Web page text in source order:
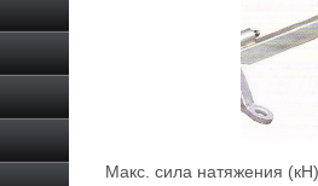
Макс. сила натяжения